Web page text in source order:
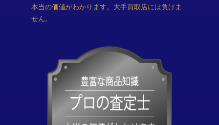
本当の価値がわかります。大手買取店には負けま
せん。